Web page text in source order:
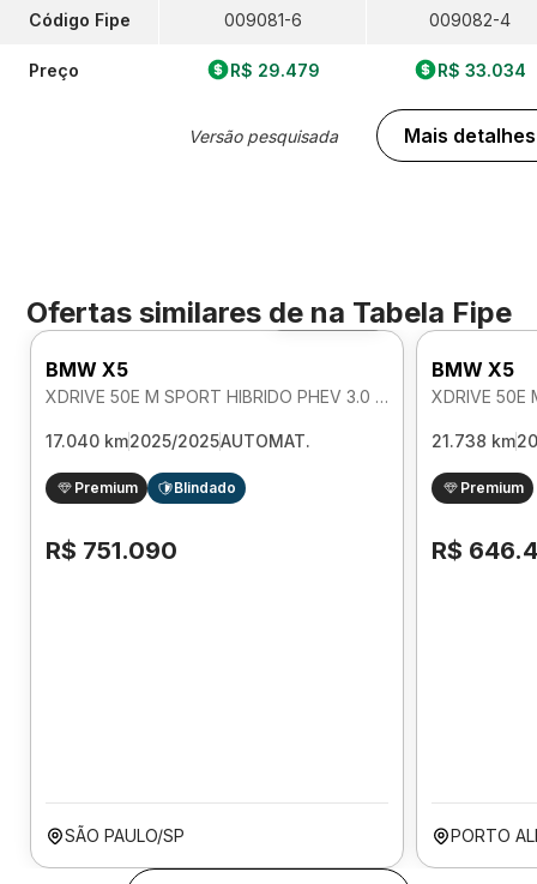
Código Fipe
Preço
009081-6
R$ 29.479
Versão pesquisada
009082-4
R$ 33.034
Mais detalhes
Ofertas similares de na Tabela Fipe
Foto 360º
BMW X5
XDRIVE 50E M SPORT HIBRIDO PHEV 3.0 AUTOMATICO
17.040 km2025/2025AUTOMAT.
Premium Blindado
R$ 751.090
SÃO PAULO/SP
BMW X5
21.738 km
Premium
R$
PORTO